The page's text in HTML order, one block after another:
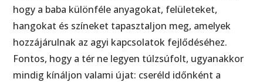
hogy a baba különféle anyagokat, felületeket,
hangokat és színeket tapasztaljon meg, amelyek
hozzájárulnak az agyi kapcsolatok fejlődéséhez.
Fontos, hogy a tér ne legyen túlzsúfolt, ugyanakkor
mindig kínáljon valami újat: cseréld időnként a